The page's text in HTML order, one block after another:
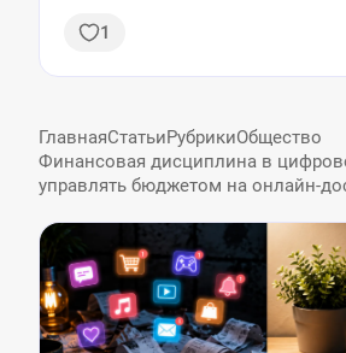
1
ГлавнаяСтатьиРубрикиОбщество
Финансовая дисциплина в
управлять бюджетом на онлайн-